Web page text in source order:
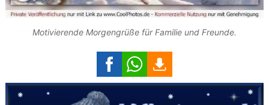
Motivierende Morgengrüße für Familie und Freunde.